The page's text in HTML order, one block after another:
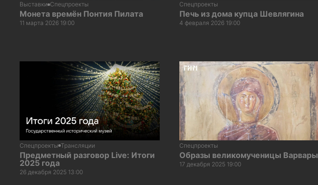
Выставки Спецпроекты
Монета времён Понтия Пилата
11 марта 2026 19:00
Спецпроекты
Печь из дома купца Шевлягина
4 февраля 2026 19:00
Спецпроекты Трансляции
Предметный разговор Live: Итоги
2025 года
26 декабря 2025 13:00
Спецпроекты
Образы великомученицы Варвары
17 декабря 2025 19:00